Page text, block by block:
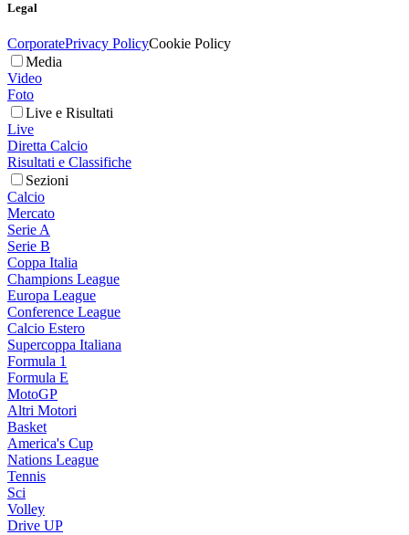
Legal
CorporatePrivacy PolicyCookie Policy
Media
Video
Foto
Live e Risultati
Live
Diretta Calcio
Risultati e Classifiche
Sezioni
Calcio
Mercato
Serie A
Serie B
Coppa Italia
Champions League
Europa League
Conference League
Calcio Estero
Supercoppa Italiana
Formula 1
Formula E
MotoGP
Altri Motori
Basket
America's Cup
Nations League
Tennis
Sci
Volley
Drive UP